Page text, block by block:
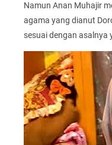
Namun Anan Muhajir
agama yang dianut
sesuai dengan asalnya